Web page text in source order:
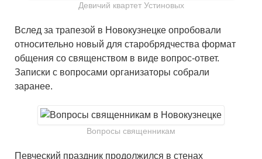
Девичий квартет Устиновых
Вслед за трапезой в Новокузнецке опробовали
относительно новый для старобрядчества формат
общения со священством в виде вопрос-ответ.
Записки с вопросами организаторы собрали
заранее.
Вопросы священникам
Певческий праздник продолжился в стенах